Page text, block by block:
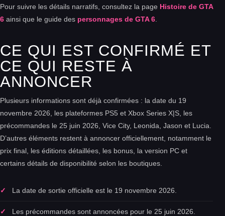
Pour suivre les détails narratifs, consultez la page Histoire de GTA
6 ainsi que le guide des personnages de GTA 6
CE QUI EST CONFIRMÉ ET
CE QUI RESTE À
ANNONCER
Plusieurs informations sont déjà confirmées : la date du 19
novembre 2026, les plateformes PS5 et Xbox Series X|S, les
précommandes le 25 juin 2026, Vice City, Leonida, Jason et Lucia.
D’autres éléments restent à annoncer officiellement, notamment le
prix final, les éditions détaillées, les bonus, la version PC et
certains détails de disponibilité selon les boutiques.
La date de sortie officielle est le 19 novembre 2026.
Les précommandes sont annoncées pour le 25 juin 2026.